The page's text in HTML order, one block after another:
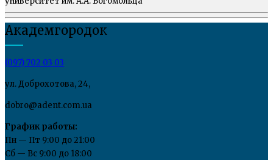
Академгородок
(097) 702 03 03
ул. Доброхотова, 24,
dobro@adent.com.ua
График работы:
Пн — Пт 9:00 до 21:00
Сб — Вс 9:00 до 18:00